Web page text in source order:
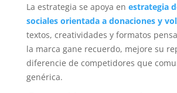
La estrategia se apoya en estrategia
sociales orientada a donaciones y
textos, creatividades y formatos
la marca gane recuerdo, mejore su
diferencie de competidores que
genérica.